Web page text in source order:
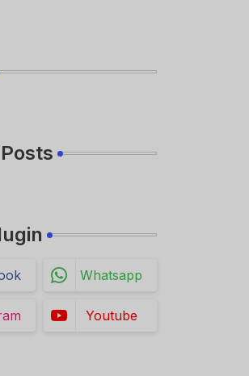
Whatsapp
Youtube